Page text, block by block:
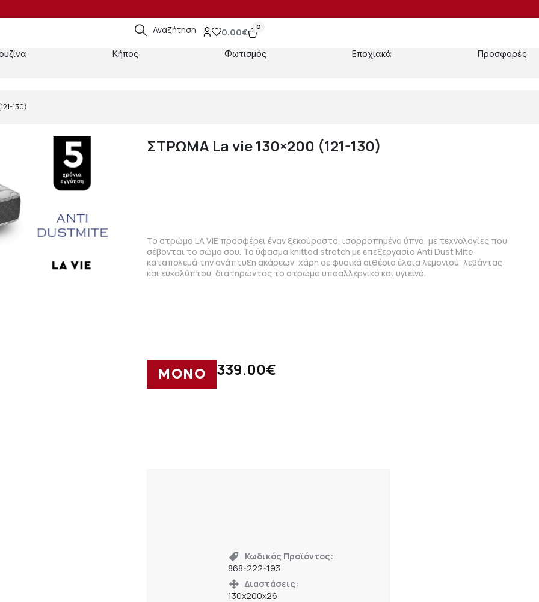
Αναζήτηση 0.00€
0
Κήπος Φωτισμός Εποχιακά Προσφορές
130)
ΣΤΡΩΜΑ La vie 130×200 (121-130)
Το στρώμα LA VIE προσφέρει έναν ξεκούραστο, ισορροπημένο ύπνο, με τεχνολογίες που
σέβονται το σώμα σου. Το ύφασμα knitted stretch με επεξεργασία Anti Dust Mite
καταπολεμά την ανάπτυξη ακάρεων, χάρη σε φυσικά αιθέρια έλαια λεμονιού, λεβάντας
και ευκαλύπτου, διατηρώντας το στρώμα υποαλλεργικό και υγιεινό.
ΜΟΝΟ 339.00€
Κωδικός Προϊόντος:
868-222-193
Διαστάσεις:
130x200x26